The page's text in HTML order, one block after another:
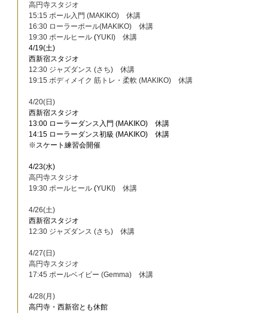
高円寺スタジオ
15:15 ポール入門 (MAKIKO)　休講
16:30 ローラーポール(MAKIKO)　休講
19:30 ポールヒール (YUKI)　休講
4/19(土)
西新宿スタジオ
12:30 ジャズダンス (さち)　休講
19:15 ボディメイク 筋トレ・柔軟 (MAKIKO)　休講
4/20(日)
西新宿スタジオ
13:00 ローラーダンス入門 (MAKIKO)　休講
14:15 ローラーダンス初級 (MAKIKO)　休講
※スケート練習会開催
4/23(水)
高円寺スタジオ
19:30 ポールヒール (YUKI)　休講
4/26(土)
西新宿スタジオ
12:30 ジャズダンス (さち)　休講
4/27(日)
高円寺スタジオ
17:45 ポールベイビー (Gemma)　休講
4/28(月)
高円寺・西新宿とも休館